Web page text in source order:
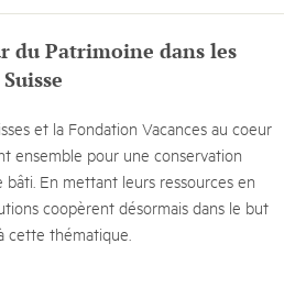
du Patrimoine dans les
et la Fondation Vacances au coeur
ensemble pour une conservation
En mettant leurs ressources en
coopèrent désormais dans le but
cette thématique.